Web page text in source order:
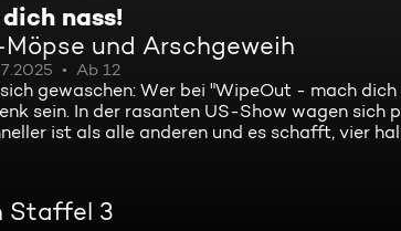
nass!
und Arschgeweih
Ab 12
gewaschen: Wer bei "WipeOut - mach
sein. In der rasanten US-Show wagen
ist als alle anderen und es schafft, vier
Staffel 3